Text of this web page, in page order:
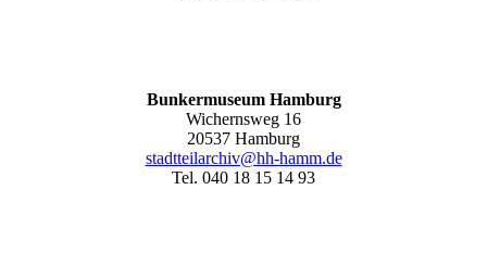
Bunkermuseum Hamburg
Wichernsweg 16
20537 Hamburg
stadtteilarchiv@hh-hamm.de
Tel. 040 18 15 14 93